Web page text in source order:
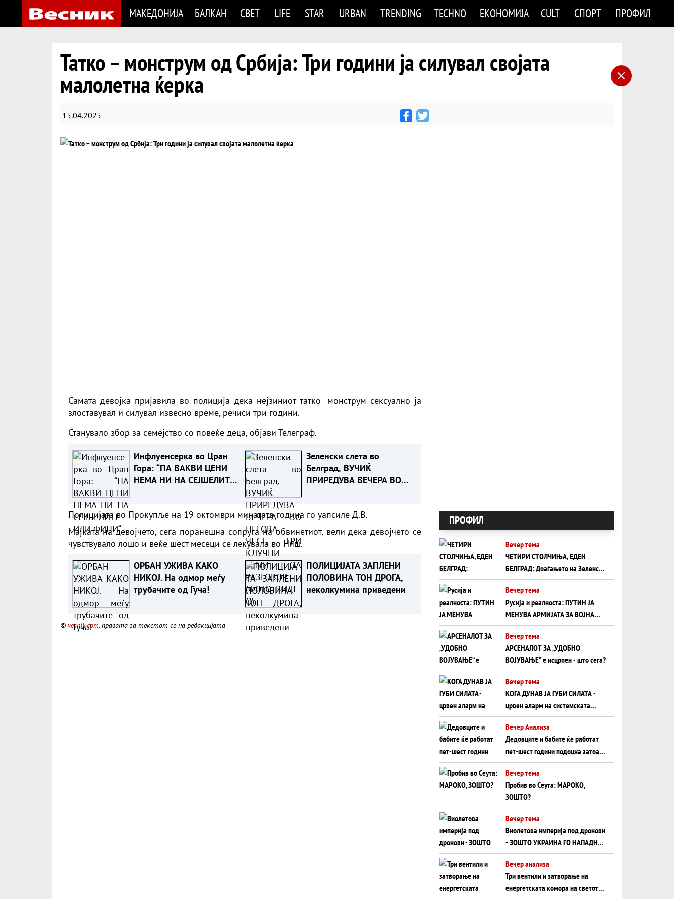
МАКЕДОНИЈА БАЛКАН СВЕТ LIFE STAR URBAN TRENDING TECHNO ЕКОНОМИЈА CULT СПОРТ ПРОФИЛ
Татко – монструм од Србија: Три години ја силувал својата
малолетна ќерка
15.04.2025
Самата девојка пријавила во полиција дека нејзиниот татко- монструм сексуално ја
злоставувал и силувал извесно време, речиси три години.
Станувало збор за семејство со повеќе деца, објави Телеграф.
Инфлуенсерка во Цран
Гора: “ПА ВАКВИ ЦЕНИ
НЕМА НИ НА СЕЈШЕЛИТЕ
Зеленски слета во
Белград, ВУЧИЌ
ПРИРЕДУВА ВЕЧЕРА ВО
РАЗГОВОР (ФОТО+ВИДЕО)
Полицијата во Прокупље на 19 октомври минатата година го уапсиле Д.В.
Мајката на девојчето, сега поранешна сопруга на обвинетиот, вели дека девојчето се
чувствувало лошо и веќе шест месеци се лекувала во Ниш.
ОРБАН УЖИВА КАКО
НИКОЈ. На одмор меѓу
трубачите од Гуча!
ПОЛИЦИЈАТА ЗАПЛЕНИ
ПОЛОВИНА ТОН ДРОГА,
неколкумина приведени
© vesnik.com, правата за текстот се на редакцијата
ПРОФИЛ
Вечер тема
ЧЕТИРИ СТОЛЧИЊА, ЕДЕН
БЕЛГРАД: Доаѓањето на Зеленски
ги открива тајните на политиката
на балансирање на Вучиќ
Вечер тема
Русија и реалноста: ПУТИН ЈА
МЕНУВА АРМИЈАТА ЗА ВОЈНА
ШТО ОСТАНУВА БЕЗ ФРОНТ
Вечер тема
АРСЕНАЛОТ ЗА „УДОБНО
ВОЈУВАЊЕ“ е исцрпен - што сега?
Вечер тема
КОГА ДУНАВ ЈА ГУБИ СИЛАТА -
црвен аларм на системската
плоча од јужна Германија до
Црното Море...
Вечер Анализа
Дедовците и бабите ќе работат
пет-шест години подоцна затоа
што НЕМААТ ВНУЦИ ДА ГИ
ЗАМЕНАТ
Вечер тема
Пробив во Сеута: МАРОКО,
ЗОШТО?
Вечер тема
Виолетова империја под дронови
- ЗОШТО УКРАИНА ГО НАПАДНА
РУСКИОТ WILDBERRIES
Вечер анализа
Три вентили и затворање на
енергетската комора на светот: